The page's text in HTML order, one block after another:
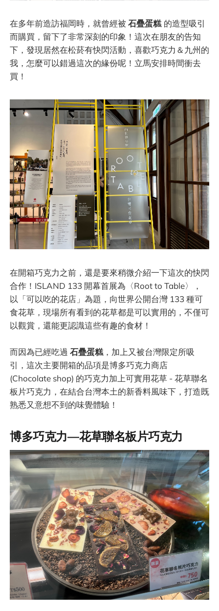
在多年前造訪福岡時，就曾經被 石疊蛋糕 的造型吸引
而購買，留下了非常深刻的印象！這次在朋友的告知
下，發現居然在松菸有快閃活動，喜歡巧克力＆九州的
我，怎麼可以錯過這次的緣份呢！立馬安排時間衝去
買！
在開箱巧克力之前，還是要來稍微介紹一下這次的快閃
合作！ISLAND 133 開幕首展為〈Root to Table〉，
以「可以吃的花店」為題，向世界公開台灣 133 種可
食花草，現場所有看到的花草都是可以實用的，不僅可
以觀賞，還能更認識這些有趣的食材！
而因為已經吃過 石疊蛋糕，加上又被台灣限定所吸
引，這次主要開箱的品項是博多巧克力商店
(Chocolate shop) 的巧克力加上可實用花草 - 花草聯名
板片巧克力，在結合台灣本土的新香料風味下，打造既
熟悉又意想不到的味覺體驗！
博多巧克力 — 花草聯名板片巧克力